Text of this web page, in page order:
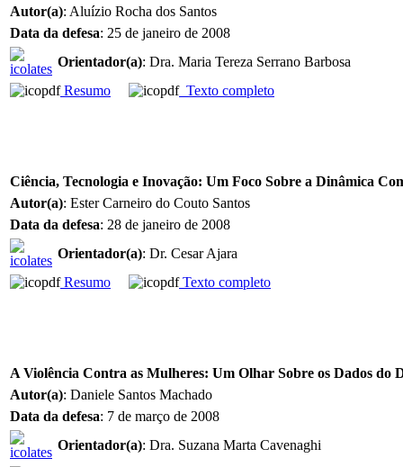
Autor(a): Aluízio Rocha dos Santos
Data da defesa: 25 de janeiro de 2008
Orientador(a): Dra. Maria Tereza Serrano Barbosa
Resumo
Texto completo
Ciência, Tecnologia e Inovação: Um Foco Sobre a Dinâmica
Autor(a): Ester Carneiro do Couto Santos
Data da defesa: 28 de janeiro de 2008
Orientador(a): Dr. Cesar Ajara
Resumo
Texto completo
A Violência Contra as Mulheres: Um Olhar Sobre os Dados do
Autor(a): Daniele Santos Machado
Data da defesa: 7 de março de 2008
Orientador(a): Dra. Suzana Marta Cavenaghi